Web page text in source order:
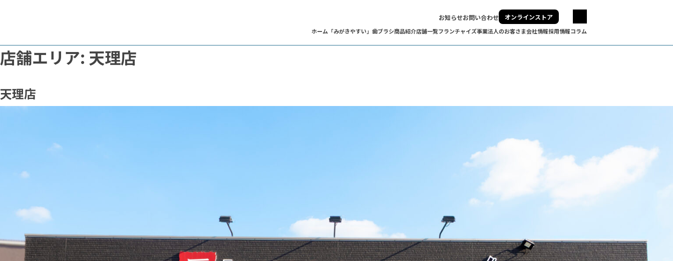
Skip
to
お知らせお問い合わせ オンラインストア
ホーム 「みがきやすい」歯ブラシ商品紹介店舗一覧フランチャイズ事業法人のお客さま会社情報採用情報コラム
店舗エリア: 天理店
天理店